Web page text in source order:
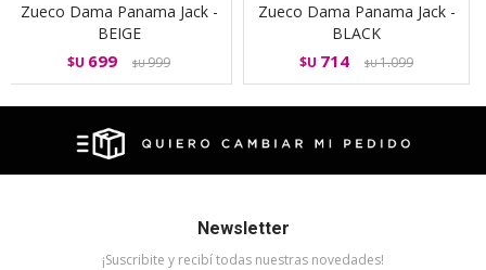
Zueco Dama Panama Jack -
BEIGE
$U 699 $U999
Zueco Dama Panama Jack -
BLACK
$U 714 $U1.099
Newsletter
¡Suscribite y recibí todas nuestras novedades!